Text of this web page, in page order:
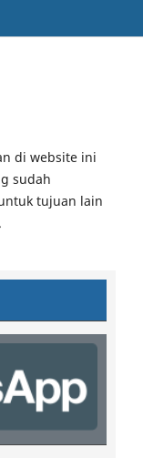
di website ini
sudah
tujuan lain